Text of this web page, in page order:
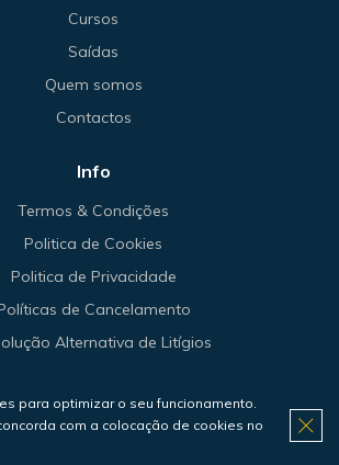
Cursos
Saídas
Quem somos
Contactos
Info
Termos & Condições
Politica de Cookies
Politica de Privacidade
de Cancelamento
Alternativa de Litígios
© 2026 Haliotis.
para optimizar o seu funcionamento.
com a colocação de cookies no